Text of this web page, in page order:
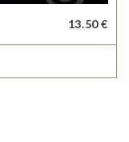
13.50 €